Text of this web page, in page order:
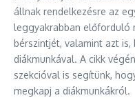
állnak rendelkezésre az
leggyakrabban előforduló
bérszintjét, valamint azt
diákmunkával. A cikk
szekcióval is segítünk,
megkapj a diákmunkákról.